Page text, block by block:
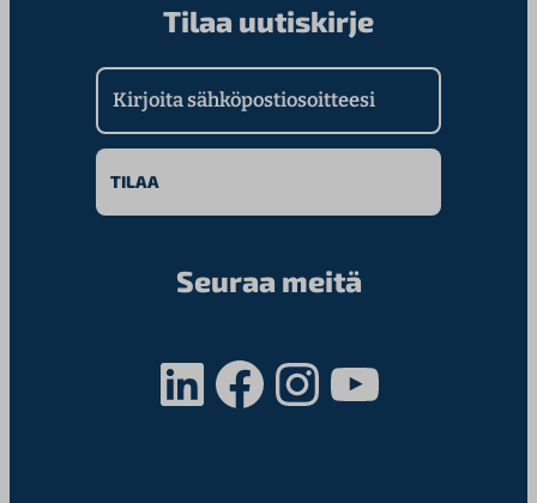
Tilaa uutiskirje
Kirjoita sähköpostiosoitteesi
Seuraa meitä
LinkedIn Facebook InstagramYouTube